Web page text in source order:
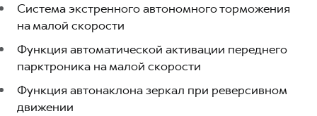
Система экстренного автономного торможения
на малой скорости
Функция автоматической активации переднего
парктроника на малой скорости
Функция автонаклона зеркал при реверсивном
движении